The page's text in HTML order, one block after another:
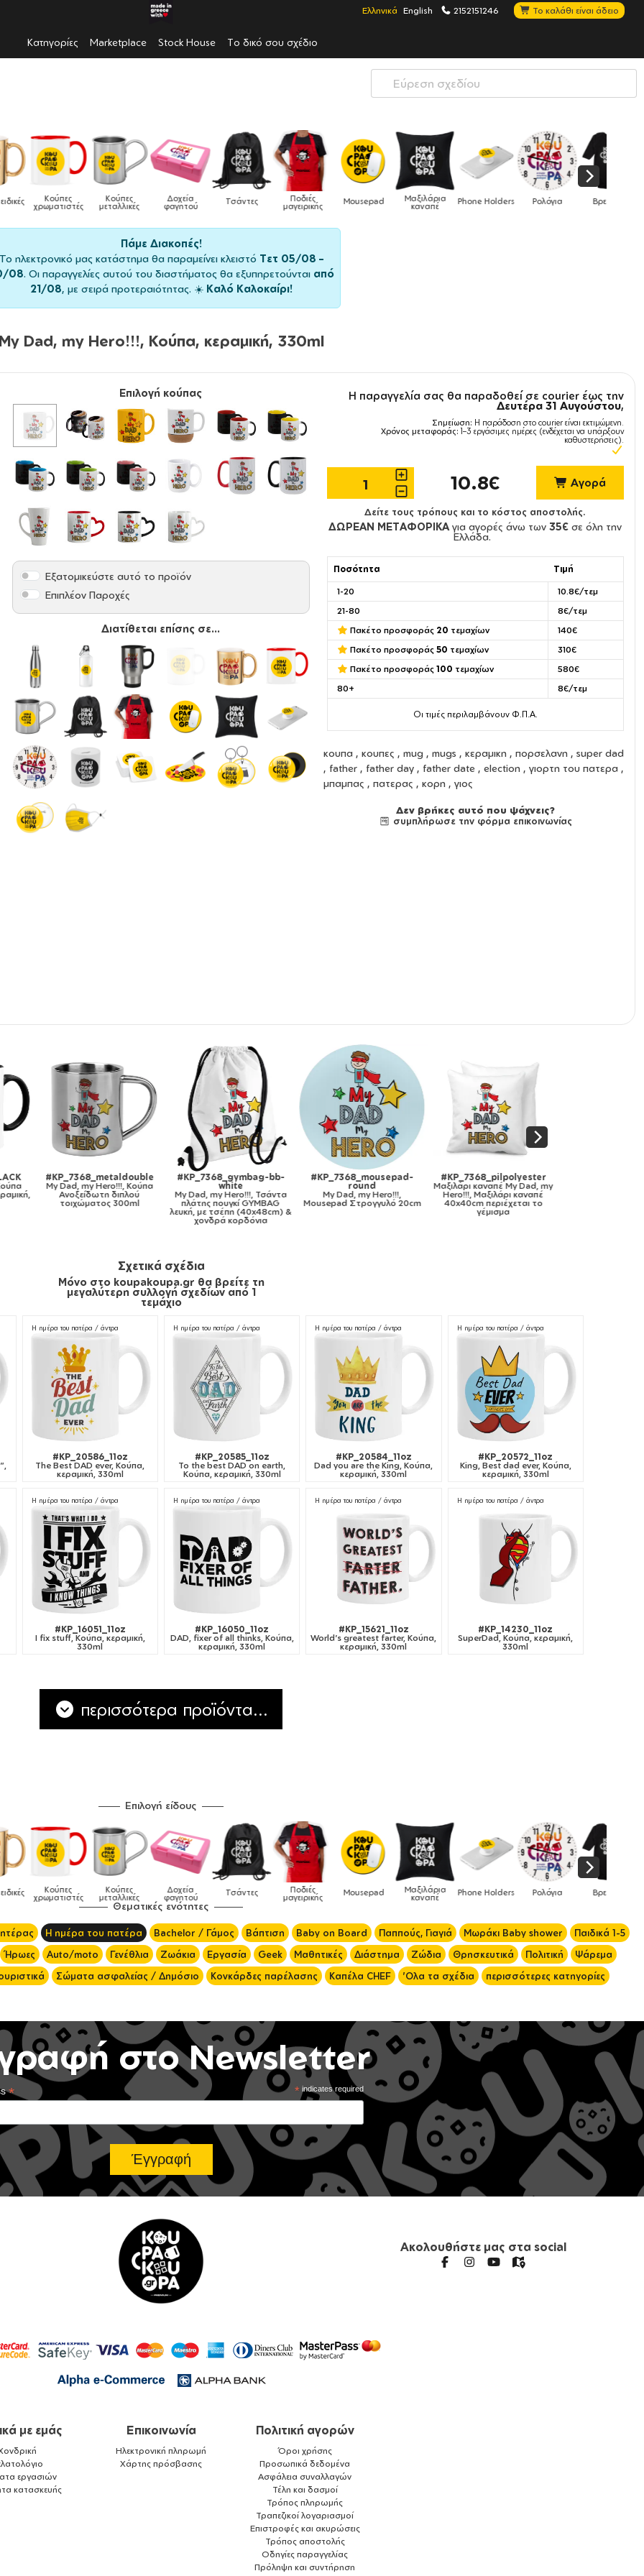
Ελληνικά English 2152151246 Το καλάθι είναι άδειο
Κατηγορίες Marketplace Stock House Το δικό σου σχέδιο
Κούπες
χρωματιστές
Κούπες
μεταλλικές
Δοχεία
φαγητού Τσάντες Ποδιές
μαγειρικής Mousepad Μαξιλάρια
καναπέ Phone Holders Ρολόγια Βρεφικά
Πάμε Διακοπές!
Το ηλεκτρονικό μας κατάστημα θα παραμείνει κλειστό Τετ 05/08 –
08. Οι παραγγελίες αυτού του διαστήματος θα εξυπηρετούνται από
21/08, με σειρά προτεραιότητας. ☀️ Καλό Καλοκαίρι!
My Dad, my Hero!!!, Κούπα, κεραμική, 330ml
Επιλογή κούπας
Εξατομικεύστε αυτό το προϊόν
Επιπλέον Παροχές
Διατίθεται επίσης σε...
Η παραγγελία σας θα παραδοθεί σε courier έως την
Δευτέρα 31 Αυγούστου,
Σημείωση: Η παράδοση στο courier είναι εκτιμώμενη.
Χρόνος μεταφοράς: 1–3 εργάσιμες ημέρες (ενδέχεται να υπάρξουν
καθυστερήσεις).
10.8€ Αγορά
Δείτε τους τρόπους και το κόστος αποστολής.
ΔΩΡΕΑΝ ΜΕΤΑΦΟΡΙΚΑ για αγορές άνω των35€ σε όλη την
Ελλάδα.
Ποσότητα Τιμή
1-20
10.8€/τεμ
21-80
8€/τεμ
Πακέτο προσφοράς 20 τεμαχίων
140€
Πακέτο προσφοράς 50 τεμαχίων
310€
Πακέτο προσφοράς 100 τεμαχίων
580€
80+
8€/τεμ
Οι τιμές περιλαμβάνουν Φ.Π.Α.
κουπα , κουπες , mug , mugs , κεραμικη , πορσελανη , super dad
, father , father day , father date , election , γιορτη του πατερα ,
μπαμπας , πατερας , κορη , γιος
Δεν βρήκες αυτό που ψάχνεις?
συμπλήρωσε την φόρμα επικοινωνίας
#KP_7368_metaldouble
My Dad, my Hero!!!, Κούπα
Ανοξείδωτη διπλού
τοιχώματος 300ml
#KP_7368_gymbag-bb-
white
My Dad, my Hero!!!, Τσάντα
πλάτης πουγκί GYMBAG
λευκή, με τσέπη (40x48cm) &
χονδρά κορδόνια
#KP_7368_mousepad-
round
My Dad, my Hero!!!,
Mousepad Στρογγυλό 20cm
#KP_7368_pilpolyester
Μαξιλάρι καναπέMy Dad, my
Hero!!!, Μαξιλάρι καναπέ
40x40cm περιέχεται το
γέμισμα
Σχετικά σχέδια
Μόνο στο koupakoupa.gr θα βρείτε τη
μεγαλύτερη συλλογή σχεδίων από 1
τεμάχιο
Η ημέρα του πατέρα / άντρα
#KP_20586_11oz
The Best DAD ever, Κούπα,
κεραμική, 330ml
Η ημέρα του πατέρα / άντρα
#KP_20585_11oz
To the best DAD on earth,
Κούπα, κεραμική, 330ml
Η ημέρα του πατέρα / άντρα
#KP_20584_11oz
Dad you are the King, Κούπα,
κεραμική, 330ml
Η ημέρα του πατέρα / άντρα
#KP_20572_11oz
King, Best dad ever, Κούπα,
κεραμική, 330ml
Η ημέρα του πατέρα / άντρα
#KP_16051_11oz
I fix stuff, Κούπα, κεραμική,
330ml
Η ημέρα του πατέρα / άντρα
#KP_16050_11oz
DAD, fixer of all thinks, Κούπα,
κεραμική, 330ml
Η ημέρα του πατέρα / άντρα
#KP_15621_11oz
World's greatest farter, Κούπα,
κεραμική, 330ml
Η ημέρα του πατέρα / άντρα
#KP_14230_11oz
SuperDad, Κούπα, κεραμική,
330ml
περισσότερα προϊόντα...
Επιλογή είδους
Κούπες
χρωματιστές
Κούπες
μεταλλικές
Δοχεία
φαγητού Τσάντες Ποδιές
μαγειρικής Mousepad Μαξιλάρια
καναπέ Phone Holders Ρολόγια Βρεφικά
Θεματικές ενότητες
Η ημέρα του πατέρα Bachelor / Γάμος Βάπτιση Baby on Board Παππούς, Γιαγιά Μωράκι Baby shower
Παιδικά 1-5
Ήρωες Auto/moto Γενέθλια Ζωάκια Εργασία Geek Μαθητικές Διάστημα Ζώδια Θρησκευτικά Πολιτική
Ψάρεμα
Σώματα ασφαλείας / Δημόσιο Κονκάρδες παρέλασης Καπέλα CHEF 'Ολα τα σχέδια περισσότερες κατηγορίες
στο Newsletter
*indicates required
*
Ακολουθήστε μας στα social
με εμάς
εργασιών
κατασκευής
Επικοινωνία
Ηλεκτρονική πληρωμή
Χάρτης πρόσβασης
Πολιτική αγορών
Όροι χρήσης
Προσωπικά δεδομένα
Ασφάλεια συναλλαγών
Τέλη και δασμοί
Τρόπος πληρωμής
Τραπεζικοί λογαριασμοί
Επιστροφές και ακυρώσεις
Τρόπος αποστολής
Οδηγίες παραγγελίας
Πρόληψη και συντήρηση